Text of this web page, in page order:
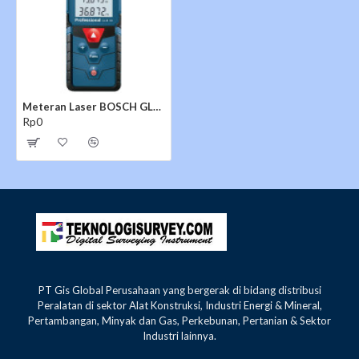
Meteran Laser BOSCH GLM 40
Rp0
PT Gis Global Perusahaan yang bergerak di bidang distribusi
Peralatan di sektor Alat Konstruksi, Industri Energi & Mineral,
Pertambangan, Minyak dan Gas, Perkebunan, Pertanian & Sektor
Industri lainnya.